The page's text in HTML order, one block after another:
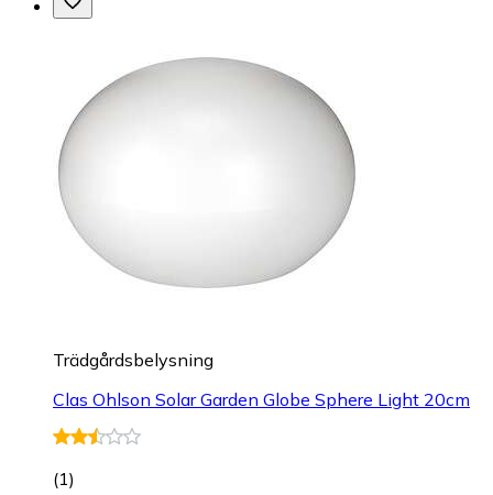
Trädgårdsbelysning
Clas Ohlson Solar Garden Globe Sphere Light 20cm
(1)